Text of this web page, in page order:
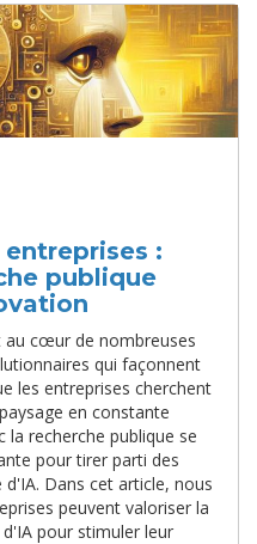
entreprises :
publique
au cœur de nombreuses
qui façonnent
les entreprises cherchent
en constante
recherche publique se
pour tirer parti des
Dans cet article, nous
peuvent valoriser la
pour stimuler leur